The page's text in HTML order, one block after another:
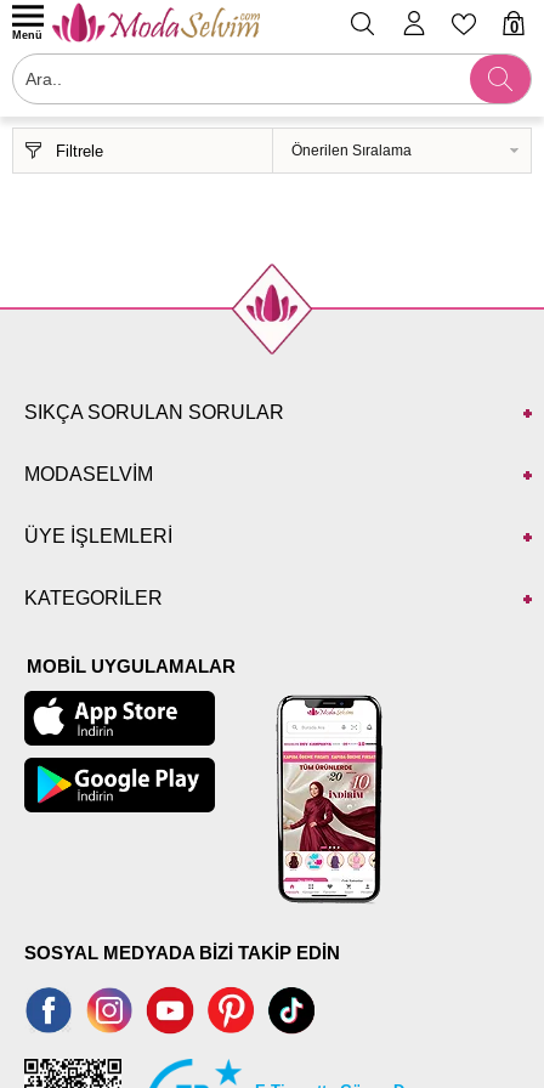
0
Menü
Filtrele
SIKÇA SORULAN SORULAR
MODASELVİM
ÜYE İŞLEMLERİ
KATEGORİLER
MOBİL UYGULAMALAR
SOSYAL MEDYADA BİZİ TAKİP EDİN